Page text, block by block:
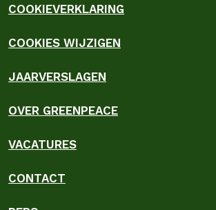
COOKIEVERKLARING
COOKIES WIJZIGEN
JAARVERSLAGEN
OVER GREENPEACE
VACATURES
CONTACT